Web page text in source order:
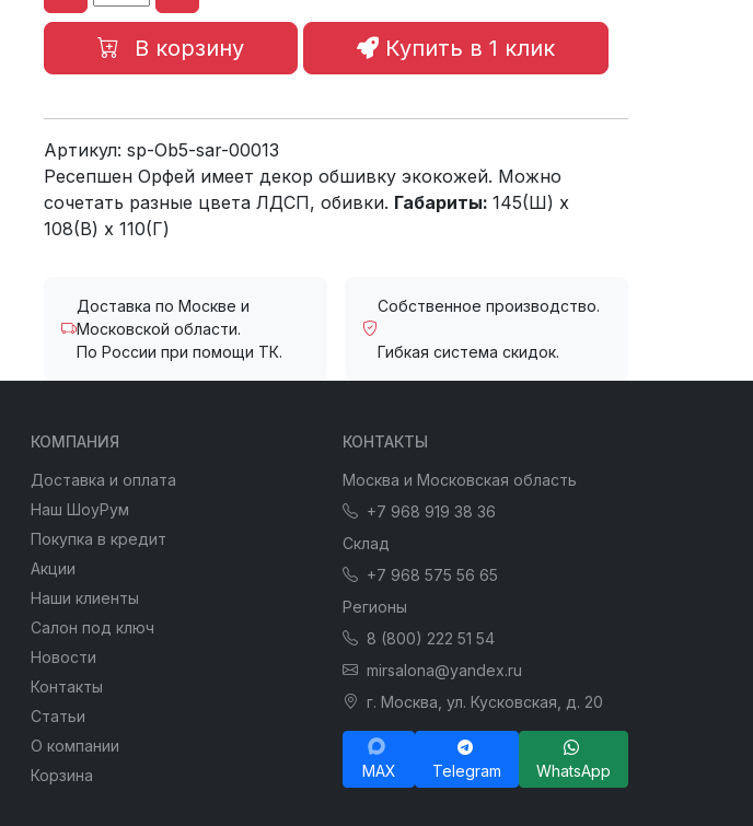
В корзину Купить в 1 клик
Артикул: sp-Ob5-sar-00013
Ресепшен Орфей имеет декор обшивку экокожей. Можно
сочетать разные цвета ЛДСП, обивки. Габариты: 145(Ш) x
108(В) x 110(Г)
Доставка по Москве и
Московской области.
По России при помощи ТК.
Собственное производство.
Гибкая система скидок.
КОМПАНИЯ
Доставка и оплата
Наш ШоуРум
Покупка в кредит
Акции
Наши клиенты
Салон под ключ
Новости
Контакты
Статьи
О компании
Корзина
КОНТАКТЫ
Москва и Московская область
+7 968 919 38 36
Склад
+7 968 575 56 65
Регионы
8 (800) 222 51 54
mirsalona@yandex.ru
г. Москва, ул. Кусковская, д. 20
MAX Telegram WhatsApp